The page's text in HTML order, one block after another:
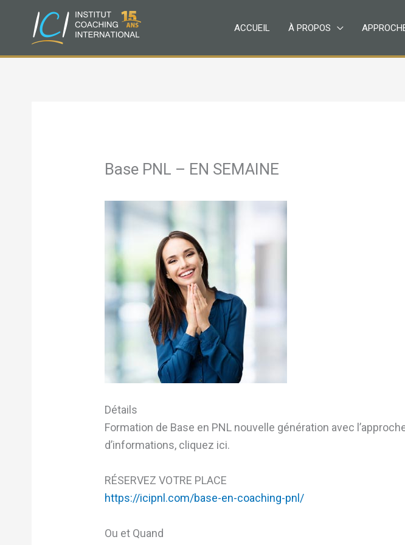
contenu
ACCUEIL À PROPOS
Base PNL – EN SEMAINE
Détails
Formation de Base en PNL nouvelle génération avec
d’informations, cliquez ici.
RÉSERVEZ VOTRE PLACE
https://icipnl.com/base-en-coaching-pnl/
Ou et Quand